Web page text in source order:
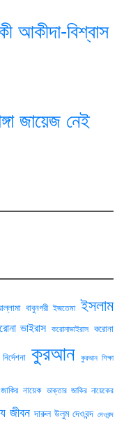
আকীদা-বিশ্বাস
জায়েজ নেই
বাবুনগরী ইজতেমা ইসলাম
ভাইরাস করোনাভাইরাস করোনা
কুরআন কুরআন শিক্ষা
জাকির নায়েক ডাক্তার জাকির নায়েকের
জীবন দারুল উলুম দেওবন্দ দেওবন্দ